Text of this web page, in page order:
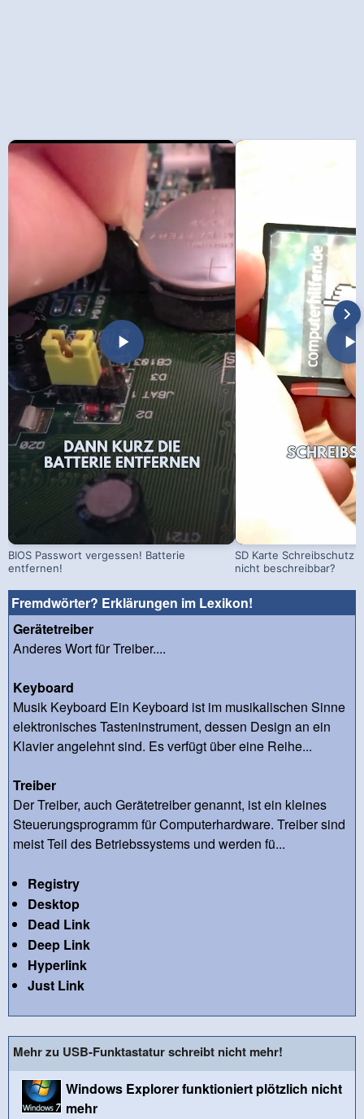
BIOS Passwort vergessen! Batterie
entfernen!
SD Karte Schreibschutz
nicht beschreibbar?
Fremdwörter? Erklärungen im Lexikon!
Gerätetreiber
Anderes Wort für Treiber....
Keyboard
Musik Keyboard Ein Keyboard ist im musikalischen Sinne
elektronisches Tasteninstrument, dessen Design an ein
Klavier angelehnt sind. Es verfügt über eine Reihe...
Treiber
Der Treiber, auch Gerätetreiber genannt, ist ein kleines
Steuerungsprogramm für Computerhardware. Treiber sind
meist Teil des Betriebssystems und werden fü...
Registry
Desktop
Dead Link
Deep Link
Hyperlink
Just Link
Mehr zu USB-Funktastatur schreibt nicht mehr!
Windows Explorer funktioniert plötzlich nicht
mehr